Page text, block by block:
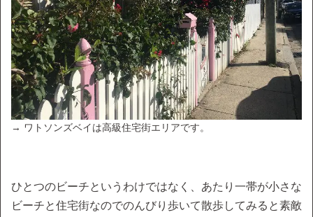
→ ワトソンズベイは高級住宅街エリアです。
ひとつのビーチというわけではなく、あたり一帯が小さな
ビーチと住宅街なのでのんびり歩いて散歩してみると素敵